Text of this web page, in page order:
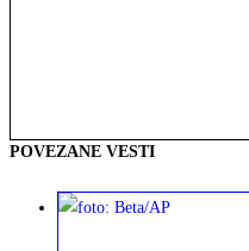
POVEZANE VESTI